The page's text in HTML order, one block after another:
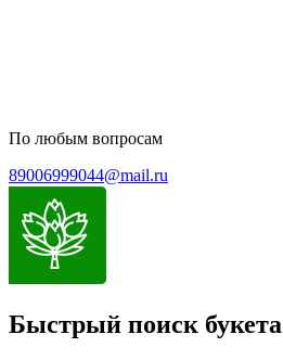
По любым вопросам
89006999044@mail.ru
Быстрый поиск букета